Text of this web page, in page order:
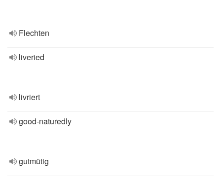
Flechten
liveried
livriert
good-naturedly
gutmütig